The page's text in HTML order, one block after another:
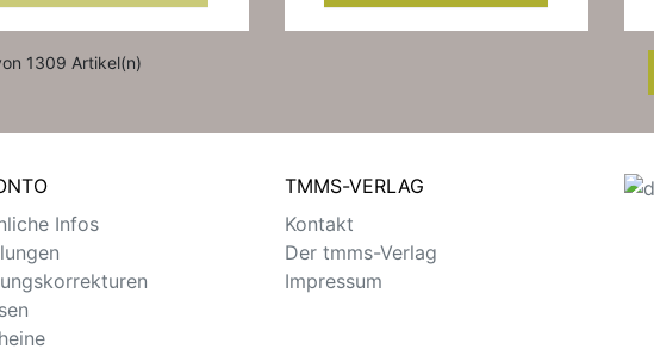
1309 Artikel(n)
Infos
TMMS-VERLAG
Kontakt
Der tmms-Verlag
Impressum